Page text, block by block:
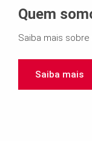
Quem
Saiba mais sobre
Saiba mais